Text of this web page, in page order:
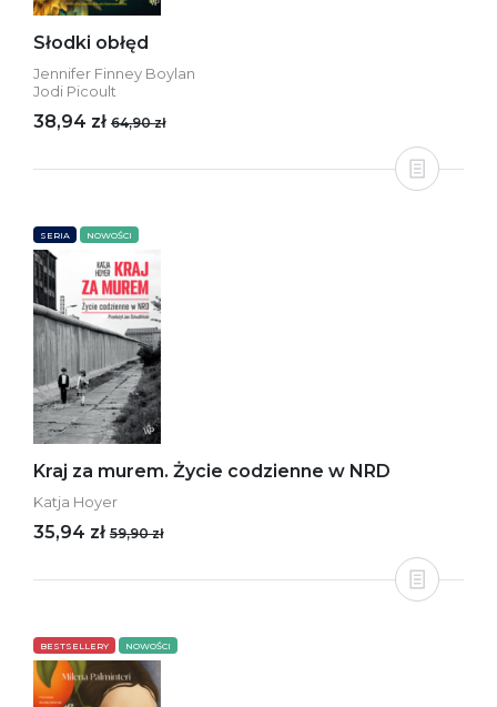
Słodki obłęd
Jennifer Finney Boylan
Jodi Picoult
38,94 zł 64,90 zł
SERIA NOWOŚCI
Kraj za murem. Życie codzienne w NRD
Katja Hoyer
35,94 zł 59,90 zł
BESTSELLERY NOWOŚCI